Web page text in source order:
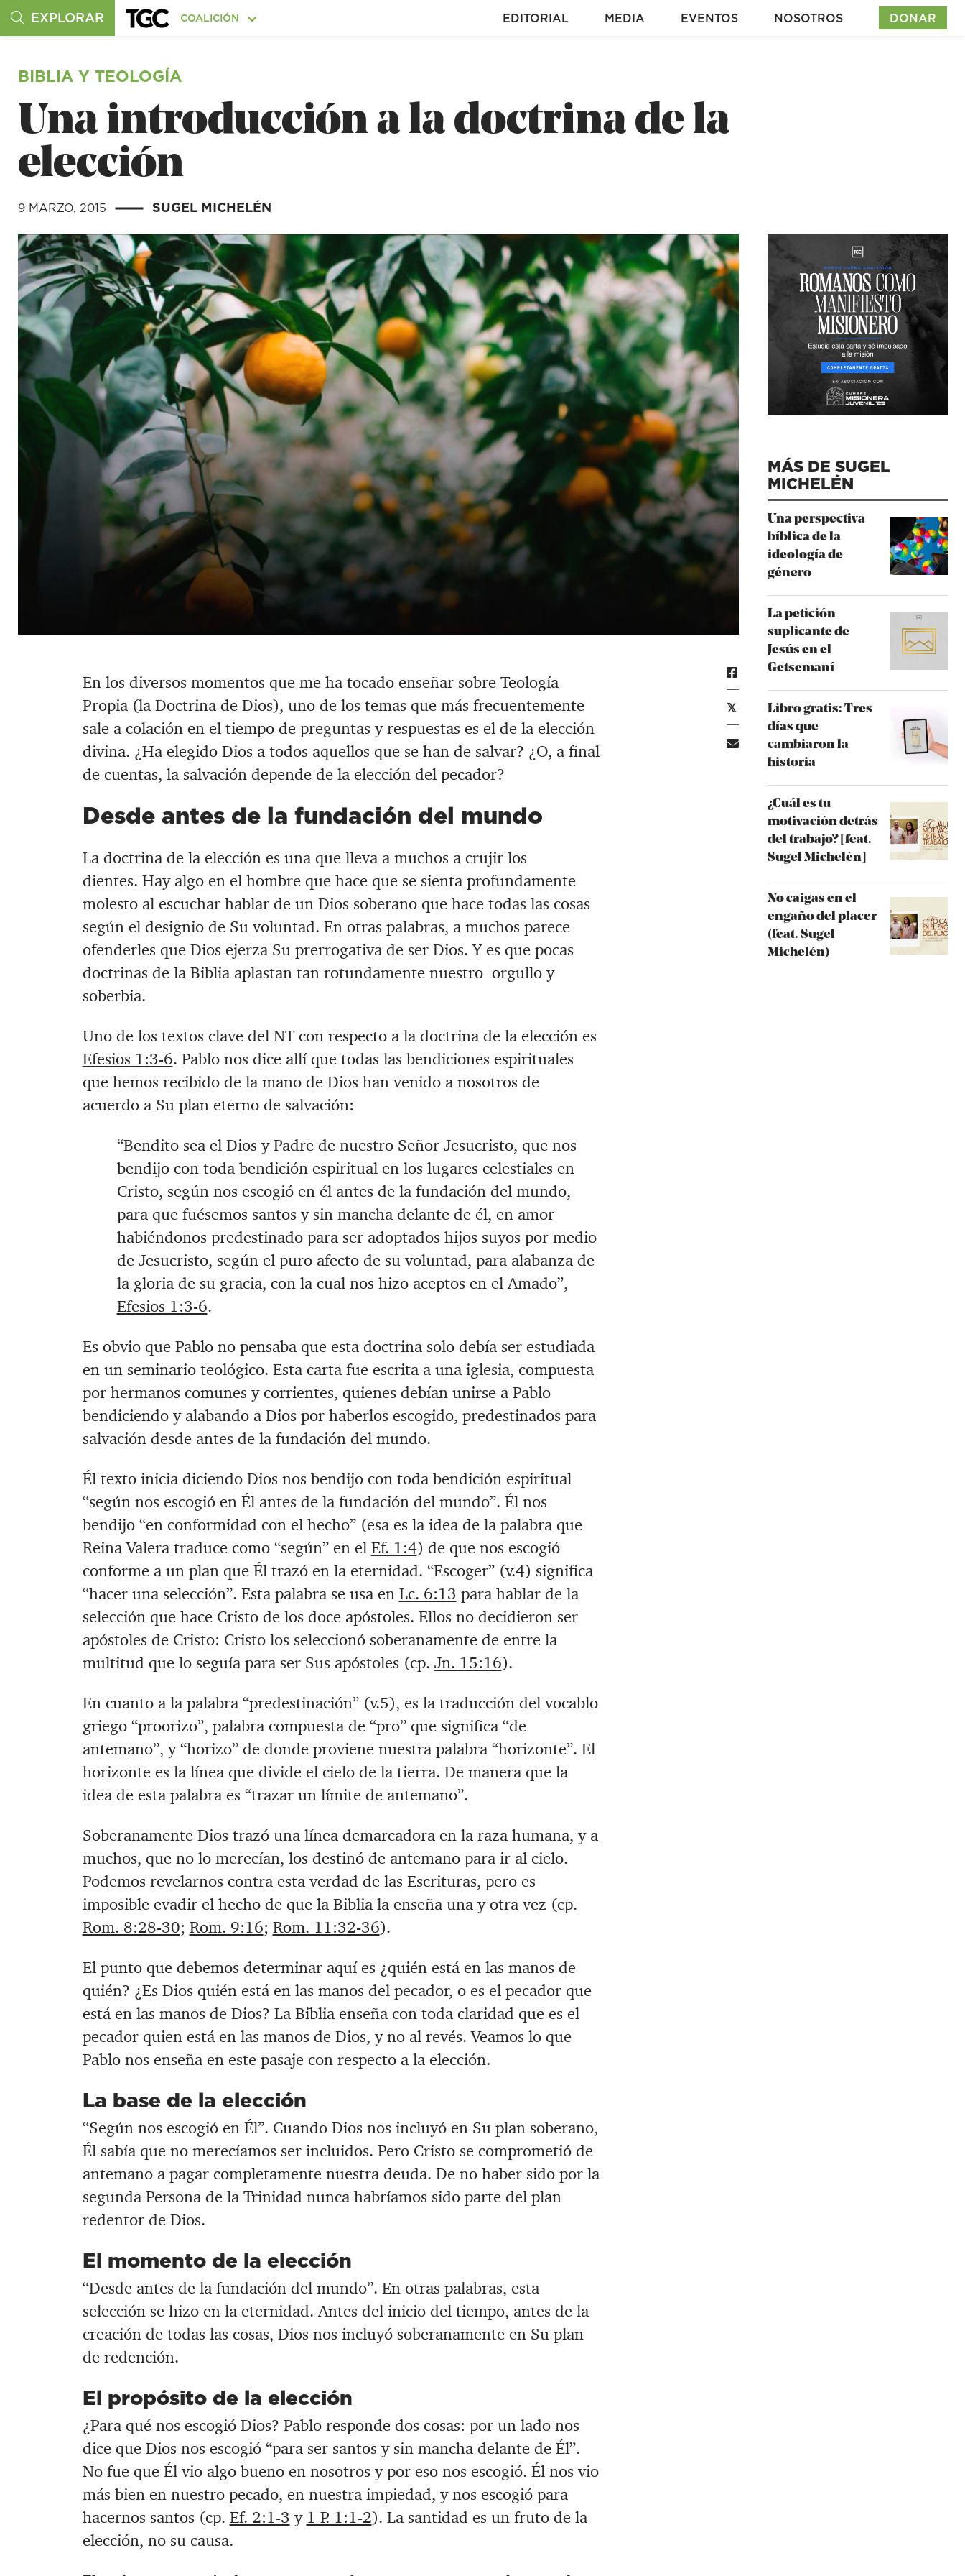
EXPLORAR COALICIÓN EDITORIAL MEDIA EVENTOS NOSOTROS DONAR
BIBLIA Y TEOLOGÍA
Una introducción a la doctrina de la
elección
9 MARZO, 2015 | SUGEL MICHELÉN
MÁS DE SUGEL
MICHELÉN
Una perspectiva
bíblica de la
ideología de
género
La petición
suplicante de
Jesús en el
Getsemaní
Libro gratis: Tres
días que
cambiaron la
historia
¿Cuál es tu
motivación detrás
del trabajo? [feat.
Sugel Michelén]
No caigas en el
engaño del placer
(feat. Sugel
Michelén)
En los diversos momentos que me ha tocado enseñar sobre Teología
Propia (la Doctrina de Dios), uno de los temas que más frecuentemente
sale a colación en el tiempo de preguntas y respuestas es el de la elección
divina. ¿Ha elegido Dios a todos aquellos que se han de salvar? ¿O, a final
de cuentas, la salvación depende de la elección del pecador?
Desde antes de la fundación del mundo
La doctrina de la elección es una que lleva a muchos a crujir los
dientes. Hay algo en el hombre que hace que se sienta profundamente
molesto al escuchar hablar de un Dios soberano que hace todas las cosas
según el designio de Su voluntad. En otras palabras, a muchos parece
ofenderles que Dios ejerza Su prerrogativa de ser Dios. Y es que pocas
doctrinas de la Biblia aplastan tan rotundamente nuestro orgullo y
soberbia.
Uno de los textos clave del NT con respecto a la doctrina de la elección es
Efesios 1:3-6. Pablo nos dice allí que todas las bendiciones espirituales
que hemos recibido de la mano de Dios han venido a nosotros de
acuerdo a Su plan eterno de salvación:
“Bendito sea el Dios y Padre de nuestro Señor Jesucristo, que nos
bendijo con toda bendición espiritual en los lugares celestiales en
Cristo, según nos escogió en él antes de la fundación del mundo,
para que fuésemos santos y sin mancha delante de él, en amor
habiéndonos predestinado para ser adoptados hijos suyos por medio
de Jesucristo, según el puro afecto de su voluntad, para alabanza de
la gloria de su gracia, con la cual nos hizo aceptos en el Amado”,
Efesios 1:3-6.
Es obvio que Pablo no pensaba que esta doctrina solo debía ser estudiada
en un seminario teológico. Esta carta fue escrita a una iglesia, compuesta
por hermanos comunes y corrientes, quienes debían unirse a Pablo
bendiciendo y alabando a Dios por haberlos escogido, predestinados para
salvación desde antes de la fundación del mundo.
Él texto inicia diciendo Dios nos bendijo con toda bendición espiritual
“según nos escogió en Él antes de la fundación del mundo”. Él nos
bendijo “en conformidad con el hecho” (esa es la idea de la palabra que
Reina Valera traduce como “según” en el Ef. 1:4) de que nos escogió
conforme a un plan que Él trazó en la eternidad. “Escoger” (v.4) significa
“hacer una selección”. Esta palabra se usa en Lc. 6:13 para hablar de la
selección que hace Cristo de los doce apóstoles. Ellos no decidieron ser
apóstoles de Cristo: Cristo los seleccionó soberanamente de entre la
multitud que lo seguía para ser Sus apóstoles (cp. Jn. 15:16).
En cuanto a la palabra “predestinación” (v.5), es la traducción del vocablo
griego “proorizo”, palabra compuesta de “pro” que significa “de
antemano”, y “horizo” de donde proviene nuestra palabra “horizonte”. El
horizonte es la línea que divide el cielo de la tierra. De manera que la
idea de esta palabra es “trazar un límite de antemano”.
Soberanamente Dios trazó una línea demarcadora en la raza humana, y a
muchos, que no lo merecían, los destinó de antemano para ir al cielo.
Podemos revelarnos contra esta verdad de las Escrituras, pero es
imposible evadir el hecho de que la Biblia la enseña una y otra vez (cp.
Rom. 8:28-30; Rom. 9:16; Rom. 11:32-36).
El punto que debemos determinar aquí es ¿quién está en las manos de
quién? ¿Es Dios quién está en las manos del pecador, o es el pecador que
está en las manos de Dios? La Biblia enseña con toda claridad que es el
pecador quien está en las manos de Dios, y no al revés. Veamos lo que
Pablo nos enseña en este pasaje con respecto a la elección.
La base de la elección
“Según nos escogió en Él”. Cuando Dios nos incluyó en Su plan soberano,
Él sabía que no merecíamos ser incluidos. Pero Cristo se comprometió de
antemano a pagar completamente nuestra deuda. De no haber sido por la
segunda Persona de la Trinidad nunca habríamos sido parte del plan
redentor de Dios.
El momento de la elección
“Desde antes de la fundación del mundo”. En otras palabras, esta
selección se hizo en la eternidad. Antes del inicio del tiempo, antes de la
creación de todas las cosas, Dios nos incluyó soberanamente en Su plan
de redención.
El propósito de la elección
¿Para qué nos escogió Dios? Pablo responde dos cosas: por un lado nos
dice que Dios nos escogió “para ser santos y sin mancha delante de Él”.
No fue que Él vio algo bueno en nosotros y por eso nos escogió. Él nos vio
más bien en nuestro pecado, en nuestra impiedad, y nos escogió para
hacernos santos (cp. Ef. 2:1-3 y 1 P. 1:1-2). La santidad es un fruto de la
elección, no su causa.